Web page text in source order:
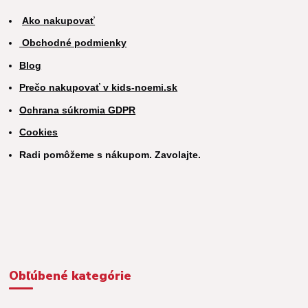
Ako nakupovať
Obchodné podmienky
Blog
Prečo nakupovať v kids-noemi.sk
Ochrana súkromia GDPR
Cookies
Radi pomôžeme s nákupom. Zavolajte.
Obľúbené kategórie